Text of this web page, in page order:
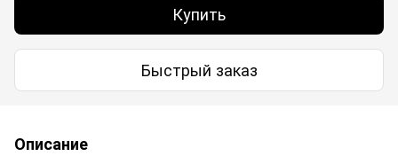
Купить
Быстрый заказ
Описание